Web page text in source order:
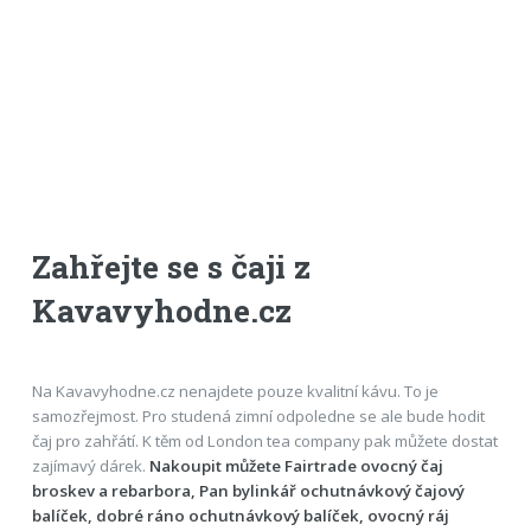
Zahřejte se s čaji z
Kavavyhodne.cz
Na Kavavyhodne.cz nenajdete pouze kvalitní kávu. To je
samozřejmost. Pro studená zimní odpoledne se ale bude hodit
čaj pro zahřátí. K těm od London tea company pak můžete dostat
zajímavý dárek. Nakoupit můžete Fairtrade ovocný čaj
broskev a rebarbora, Pan bylinkář ochutnávkový čajový
balíček, dobré ráno ochutnávkový balíček, ovocný ráj